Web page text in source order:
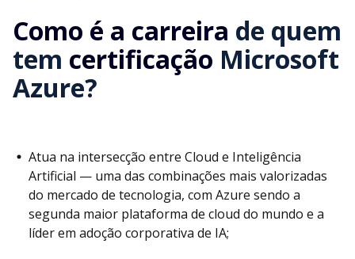
Como é a carreira de quem
tem certificação Microsoft
Azure?
Atua na intersecção entre Cloud e Inteligência
Artificial — uma das combinações mais valorizadas
do mercado de tecnologia, com Azure sendo a
segunda maior plataforma de cloud do mundo e a
líder em adoção corporativa de IA;